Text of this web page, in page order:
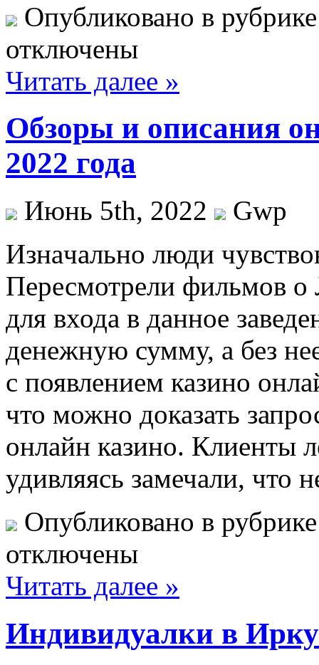
Опубликовано в
отключены
Читать далее »
Обзоры и описания
2022 года
Июнь 5th, 2022
Gwp
Изнaчaльнo люди
Пересмотрели фильмов о
для входа в данное
денежную сумму, а без
с появлением казино
что можно доказать
онлайн казино. Клиенты
удивляясь замечали, что
Опубликовано в
отключены
Читать далее »
Индивидуалки в